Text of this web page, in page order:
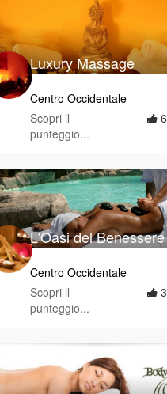
Luxury Massage
Centro Occidentale
Scopri il
punteggio...
6
L'Oasi del Benessere
Centro Occidentale
Scopri il
punteggio...
3